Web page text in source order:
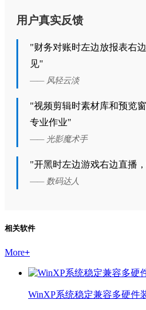
用户真实反馈
"财务对账时左边放报表右
见"
—— 风轻云淡
"视频剪辑时素材库和预览
专业作业"
—— 光影魔术手
"开黑时左边游戏右边直播
—— 数码达人
相关软件
More+
WinXP系统稳定兼容多硬件